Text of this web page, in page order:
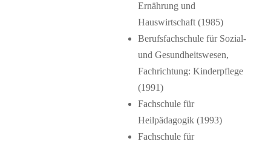
Ernährung und
Hauswirtschaft (1985)
Berufsfachschule für Sozial-
und Gesundheitswesen,
Fachrichtung: Kinderpflege
(1991)
Fachschule für
Heilpädagogik (1993)
Fachschule für